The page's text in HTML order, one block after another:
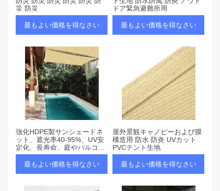
災 防災
最もよい価格を得なさい
ドア緊急避難所用
最もよい価格を得なさい
強化HDPE製サンシェードネ
ット、遮光率40-95%、UV安
定化、長寿命、庭やバルコニ
ー用
最もよい価格を得なさい
屋外景観キャノピーおよび膜
構造用 防水 防炎 UVカット
PVCテント生地
最もよい価格を得なさい